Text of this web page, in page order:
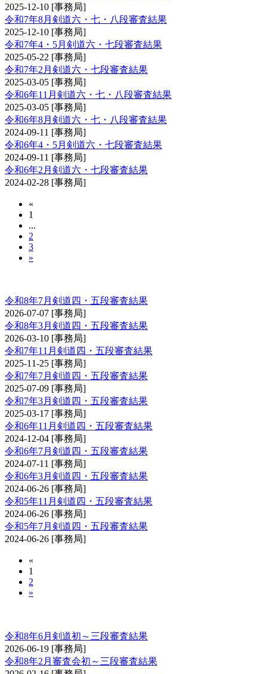
2025-12-10 [事務局]
令和7年8月剣道六・七・八段審査結果
2025-12-10 [事務局]
令和7年4・5月剣道六・七段審査結果
2025-05-22 [事務局]
令和7年2月剣道六・七段審査結果
2025-03-05 [事務局]
令和6年11月剣道六・七・八段審査結果
2025-03-05 [事務局]
令和6年8月剣道六・七・八段審査結果
2024-09-11 [事務局]
令和6年4・5月剣道六・七段審査結果
2024-09-11 [事務局]
令和6年2月剣道六・七段審査結果
2024-02-28 [事務局]
«
1
...
2
3
»
令和8年7月剣道四・五段審査結果
2026-07-07 [事務局]
令和8年3月剣道四・五段審査結果
2026-03-10 [事務局]
令和7年11月剣道四・五段審査結果
2025-11-25 [事務局]
令和7年7月剣道四・五段審査結果
2025-07-09 [事務局]
令和7年3月剣道四・五段審査結果
2025-03-17 [事務局]
令和6年11月剣道四・五段審査結果
2024-12-04 [事務局]
令和6年7月剣道四・五段審査結果
2024-07-11 [事務局]
令和6年3月剣道四・五段審査結果
2024-06-26 [事務局]
令和5年11月剣道四・五段審査結果
2024-06-26 [事務局]
令和5年7月剣道四・五段審査結果
2024-06-26 [事務局]
«
1
2
»
令和8年6月剣道初～三段審査結果
2026-06-19 [事務局]
令和8年2月審査会初～三段審査結果